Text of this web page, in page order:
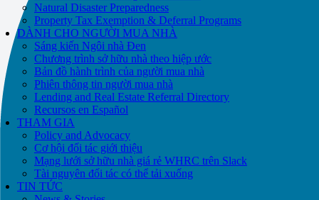
Natural Disaster Preparedness
Property Tax Exemption & Deferral Programs
DÀNH CHO NGƯỜI MUA NHÀ
Sáng kiến Ngôi nhà Đen
Chương trình sở hữu nhà theo hiệp ước
Bản đồ hành trình của người mua nhà
Phiên thông tin người mua nhà
Lending and Real Estate Referral Directory
Recursos en Español
THAM GIA
Policy and Advocacy
Cơ hội đối tác giới thiệu
Mạng lưới sở hữu nhà giá rẻ WHRC trên Slack
Tài nguyên đối tác có thể tải xuống
TIN TỨC